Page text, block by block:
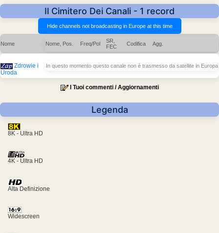
Il Cimitero Dei Canali - 1 record
Nome Nome, Pos. Freq/Pol
SR,
FEC
Codifica Agg.
Zdrowie i
Uroda
In questo momento questo canale non è trasmesso da satellite in Europa
I Tuoi commenti / Aggiornamenti
Legenda
8K - Ultra HD
4K - Ultra HD
Alta Definizione
Widescreen